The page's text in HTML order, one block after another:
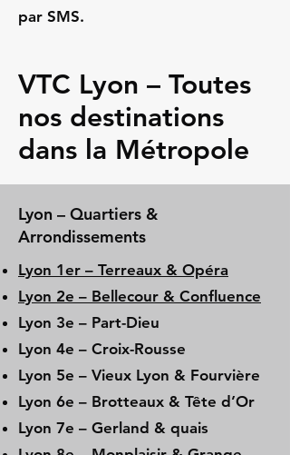
par SMS.
VTC Lyon – Toutes
nos destinations
dans la Métropole
Lyon – Quartiers &
Arrondissements
Lyon 1er – Terreaux & Opéra
Lyon 2e – Bellecour & Confluence
Lyon 3e – Part-Dieu
Lyon 4e – Croix-Rousse
Lyon 5e – Vieux Lyon & Fourvière
Lyon 6e – Brotteaux & Tête d’Or
Lyon 7e – Gerland & quais